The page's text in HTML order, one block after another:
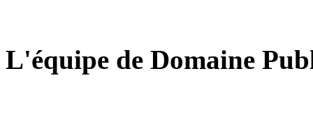
L'équipe de Domaine